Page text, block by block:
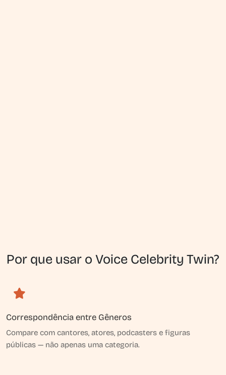
Por que usar o Voice Celebrity Twin?
Correspondência entre Gêneros
Compare com cantores, atores, podcasters e figuras
públicas — não apenas uma categoria.